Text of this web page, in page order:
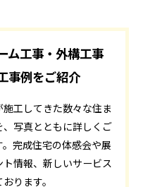
ム工事・外構工事
事例をご紹介
工してきた数々な住ま
写真とともに詳しくご
完成住宅の体感会や展
情報、新しいサービス
ります。